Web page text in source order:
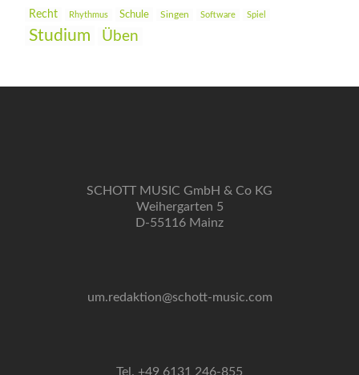
Recht Rhythmus Schule Singen Software Spiel
Studium Üben
SCHOTT MUSIC GmbH & Co KG
Weihergarten 5
D-55116 Mainz
um.redaktion@schott-music.com
Tel. +49 6131 246-855